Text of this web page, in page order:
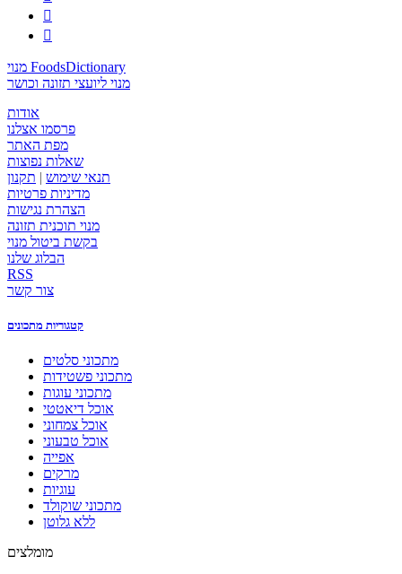


מנוי FoodsDictionary
מנוי ליועצי תזונה וכושר
אודות
פרסמו אצלנו
מפת האתר
שאלות נפוצות
תנאי שימוש | תקנון
מדיניות פרטיות
הצהרת נגישות
מנוי תוכנית תזונה
בקשת ביטול מנוי
הבלוג שלנו
RSS
צור קשר
קטגוריות מתכונים
מתכוני סלטים
מתכוני פשטידות
מתכוני עוגות
אוכל דיאטטי
אוכל צמחוני
אוכל טבעוני
אפייה
מרקים
עוגיות
מתכוני שוקולד
ללא גלוטן
מומלצים